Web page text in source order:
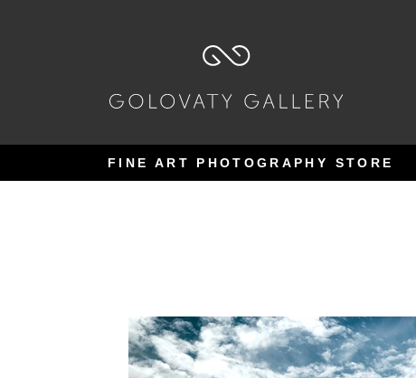
navegação
FINE ART PHOTOGRAPHY STORE